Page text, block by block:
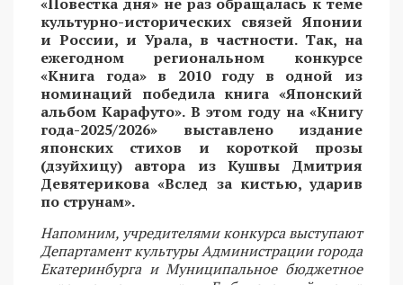
культурно-исторических связей Японии
и России, и Урала, в частности. Так, на
ежегодном региональном конкурсе
«Книга года» в 2010 году в одной из
номинаций победила книга «Японский
альбом Карафуто». В этом году на «Книгу
года-2025/2026» выставлено издание
японских стихов и короткой прозы
(дзуйхицу) автора из Кушвы Дмитрия
Девятерикова «Вслед за кистью, ударив
по струнам».
Напомним, учредителями конкурса выступают
Департамент культуры Администрации города
Екатеринбурга и Муниципальное бюджетное